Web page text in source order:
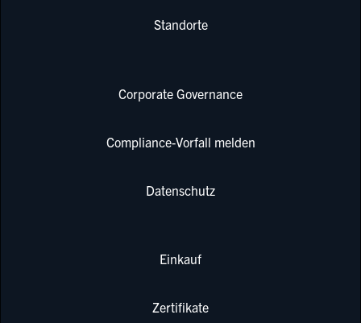
Standorte
Corporate Governance
Compliance-Vorfall melden
Datenschutz
Einkauf
Zertifikate